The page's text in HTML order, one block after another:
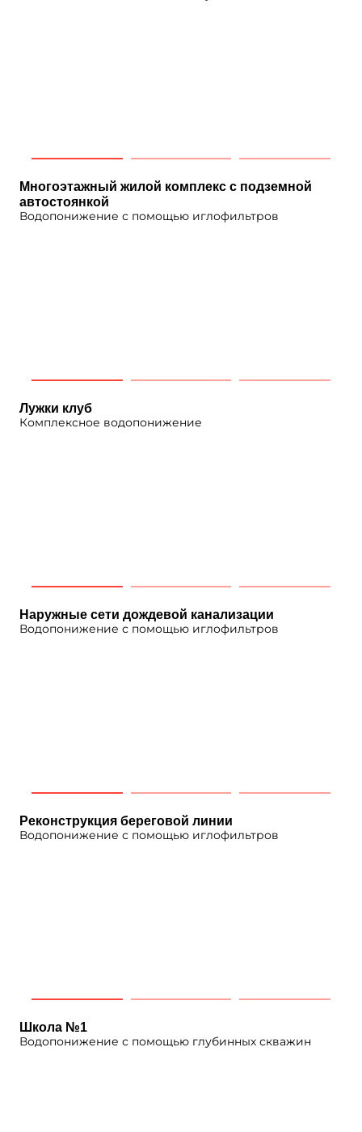
Многоэтажный жилой комплекс с подземной
автостоянкой
Водопонижение с помощью иглофильтров
Лужки клуб
Комплексное водопонижение
Наружные сети дождевой канализации
Водопонижение с помощью иглофильтров
Реконструкция береговой линии
Водопонижение с помощью иглофильтров
Школа №1
Водопонижение с помощью глубинных скважин